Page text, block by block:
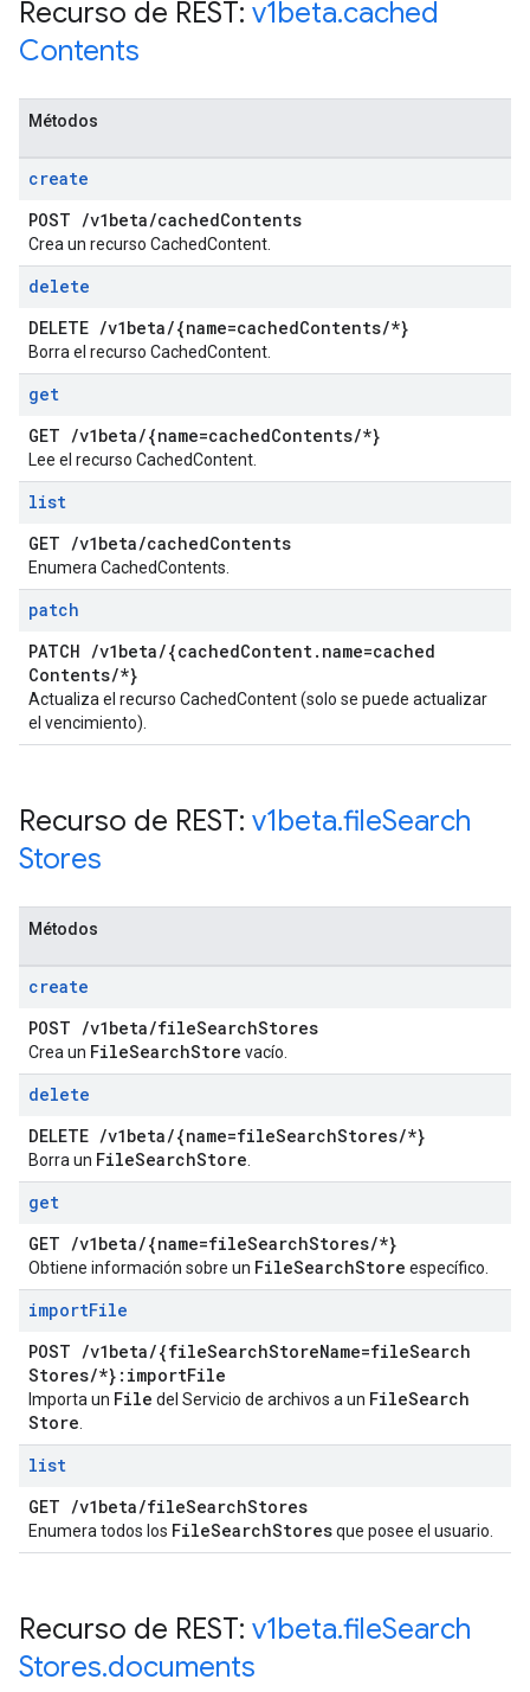
Recurso de REST: v1beta.cached
Contents
Métodos
create
POST /v1beta/cachedContents
Crea un recurso CachedContent.
delete
DELETE /v1beta/{name=cachedContents/*}
Borra el recurso CachedContent.
get
GET /v1beta/{name=cachedContents/*}
Lee el recurso CachedContent.
list
GET /v1beta/cachedContents
Enumera CachedContents.
patch
PATCH /v1beta/{cachedContent. name=cached
Contents/*}
Actualiza el recurso CachedContent (solo se puede actualizar
el vencimiento).
Recurso de REST: v1beta.fileSearch
Stores
Métodos
create
POST /v1beta/fileSearchStores
Crea un FileSearchStore vacío.
delete
DELETE /v1beta/{name=fileSearchStores/*}
Borra un FileSearchStore
get
GET /v1beta/{name=fileSearchStores/*}
Obtiene información sobre un FileSearchStore específico.
importFile
POST /v1beta/{fileSearchStoreName=fileSearch
Stores/*}:importFile
Importa un File del Servicio de archivos a un FileSearch
Store
list
GET /v1beta/fileSearchStores
Enumera todos los FileSearchStoresque posee el usuario.
Recurso de REST: v1beta.fileSearch
Stores.documents